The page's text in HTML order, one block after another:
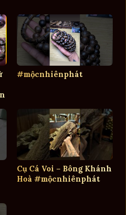
#mộcnhiênphát
Cụ Cá Voi – Bông Khánh
Hoà #mộcnhiênphát